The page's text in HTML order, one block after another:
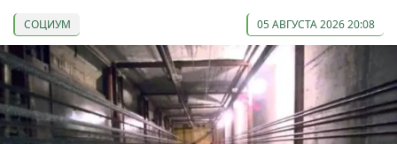
СОЦИУМ 05 АВГУСТА 2026 20:08